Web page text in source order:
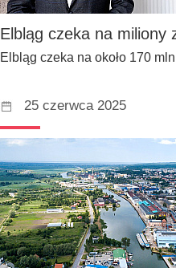
Elbląg czeka na miliony
Elbląg czeka na około 170
25 czerwca 2025